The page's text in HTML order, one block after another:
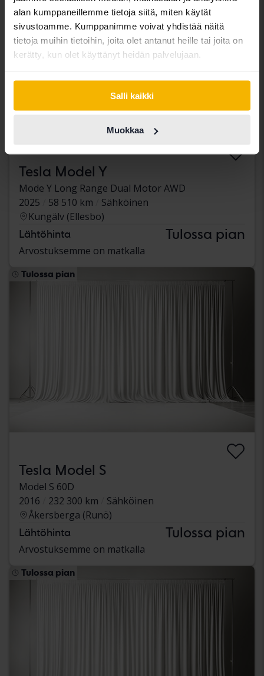
alan kumppaneillemme tietoja siitä, miten käytät
sivustoamme. Kumppanimme voivat yhdistää näitä
tietoja muihin tietoihin, joita olet antanut heille tai joita on
kerätty, kun olet käyttänyt heidän palvelujaan.
Salli kaikki
Muokkaa
Tesla Model Y
Mode Y Long Range Dual Motor AWD
2025
58 510 km
Sähköinen
Kungälv (Ellesbo)
Lähtöhinta Tulossa pian
Arvostuksemme on matkalla
Tulossa pian
Tesla Model S
Model S 60D
2016
232 300 km
Sähköinen
Åkersberga (Runö)
Lähtöhinta Tulossa pian
Arvostuksemme on matkalla
Tulossa pian